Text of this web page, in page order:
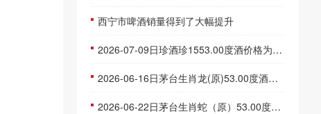
西宁市啤酒销量得到了大幅提升
2026-07-09日珍酒珍1553.00度酒价格为273一瓶，上涨 3元
2026-06-16日茅台生肖龙(原)53.00度酒价格为2,520一瓶，下跌 30元
2026-06-22日茅台生肖蛇（原）53.00度酒价格为2,130一瓶，下跌 20元